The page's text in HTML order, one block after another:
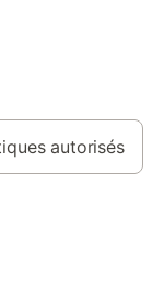
autorisés